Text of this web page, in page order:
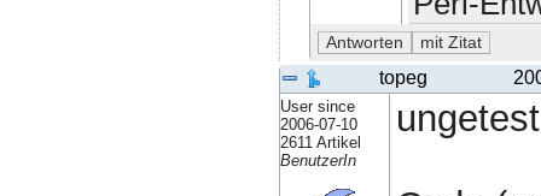
topeg
User since
2006-07-10
2611 Artikel
BenutzerIn